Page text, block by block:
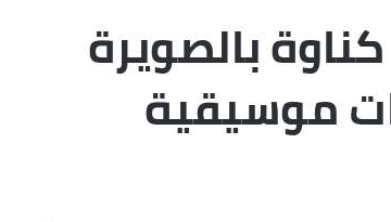
كناوة بالصويرة
موسيقية